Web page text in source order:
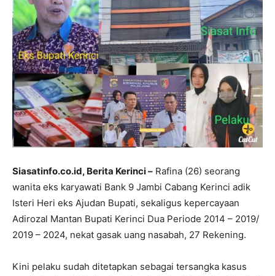
Siasatinfo.co.id, Berita Kerinci – Rafina (26) seorang
wanita eks karyawati Bank 9 Jambi Cabang Kerinci adik
Isteri Heri eks Ajudan Bupati, sekaligus kepercayaan
Adirozal Mantan Bupati Kerinci Dua Periode 2014 – 2019/
2019 – 2024, nekat gasak uang nasabah, 27 Rekening.
Kini pelaku sudah ditetapkan sebagai tersangka kasus